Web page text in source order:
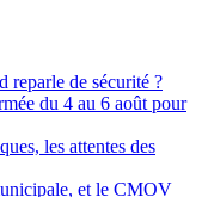
reparle de sécurité ?
du 4 au 6 août pour
les attentes des
et le CMOV